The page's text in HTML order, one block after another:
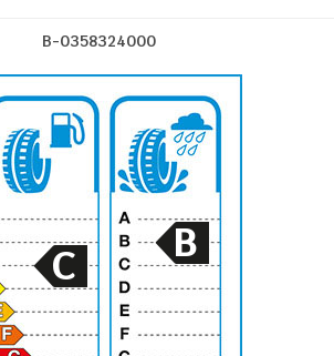
B-0358324000
C B